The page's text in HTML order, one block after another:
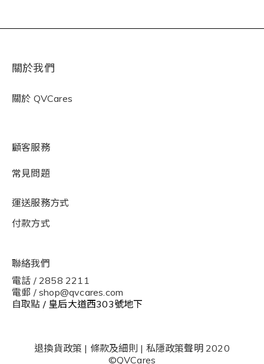
關於我們
關於 QVCares
顧客服務
常見問題
運送服務方式
付款方式
聯絡我們
電話 / 2858 2211
電郵 / shop@qvcares.com
自取點 / 皇后大道西303號地下
退換貨政策 | 條款及細則 | 私隱政策聲明 2020
©QVCares